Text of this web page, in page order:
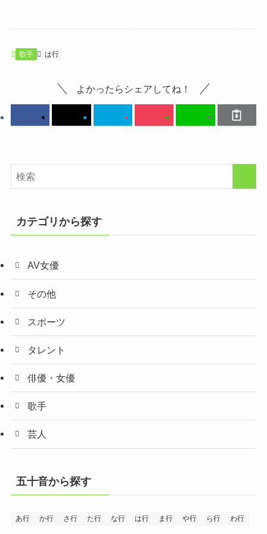
歌手 は行
よかったらシェアしてね！
カテゴリから探す
AV女優
その他
スポーツ
タレント
俳優・女優
歌手
芸人
五十音から探す
あ行 か行 さ行 た行 な行 は行 ま行 や行 ら行 わ行